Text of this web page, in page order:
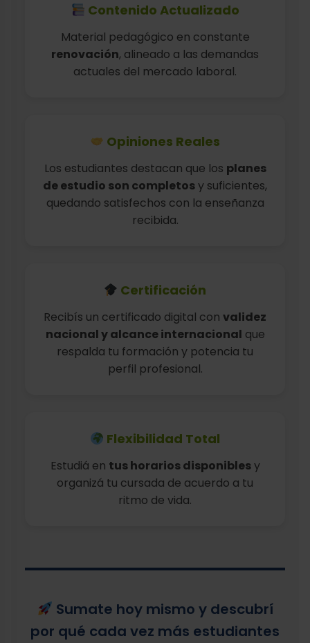
Contenido Actualizado
Material pedagógico en constante
renovación, alineado a las demandas
actuales del mercado laboral.
Opiniones Reales
Los estudiantes destacan que los planes
de estudio son completosy suficientes,
quedando satisfechos con la enseñanza
recibida.
Certificación
Recibís un certificado digital con validez
nacional y alcance internacional que
respalda tu formación y potencia tu
perfil profesional.
Flexibilidad Total
Estudiá en tus horarios disponiblesy
organizá tu cursada de acuerdo a tu
ritmo de vida.
Sumate hoy mismo y descubrí
por qué cada vez más estudiantes